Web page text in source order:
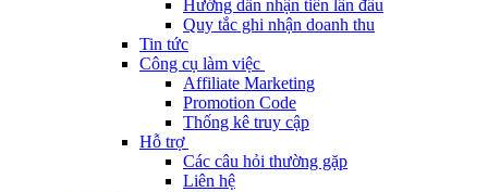
Hướng dẫn nhận tiền lần đầu
Quy tắc ghi nhận doanh thu
Tin tức
Công cụ làm việc
Affiliate Marketing
Promotion Code
Thống kê truy cập
Hỗ trợ
Các câu hỏi thường gặp
Liên hệ